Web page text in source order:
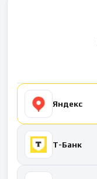
Яндекс
Т-Банк